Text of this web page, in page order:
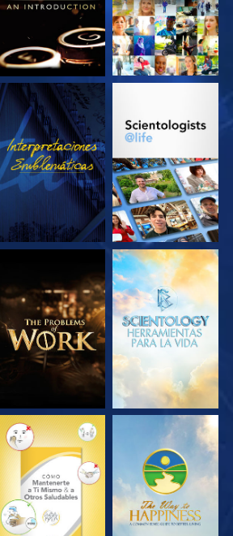
VE
EXPLORA LAS
EXPLORA LAS
SERIES
EXPLORA LAS
SERIES
VE VE